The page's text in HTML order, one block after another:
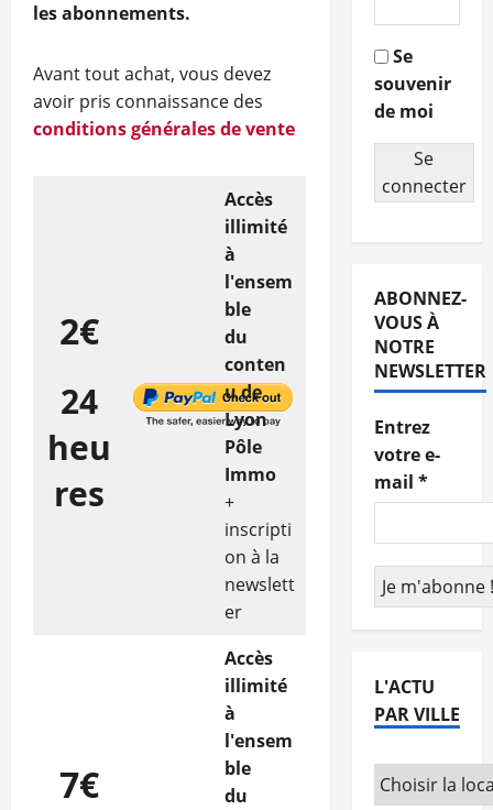
les abonnements.
Avant tout achat, vous devez
avoir pris connaissance des
conditions générales de vente
2€
24
heu
res
Accès
illimité
à
l'ensem
ble
du
conten
u de
Lyon
Pôle
Immo
+
inscripti
on à la
newslett
er
7€
Accès
illimité
à
l'ensem
ble
du
Se
souvenir
de moi
Se
connecter
ABONNEZ-
VOUS À
NOTRE
NEWSLETTER
Entrez
votre e-
mail *
L'ACTU
PAR VILLE